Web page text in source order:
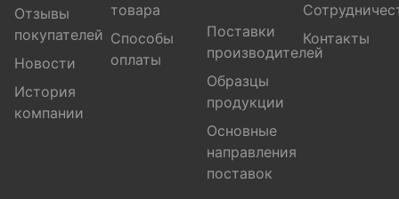
Отзывы
покупателей
Новости
История
компании
товара
Способы
оплаты
Поставки
производителей
Образцы
продукции
Основные
направления
поставок
Контакты